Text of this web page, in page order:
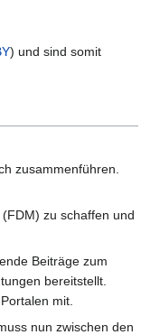
) und sind somit
zusammenführen.
zu schaffen und
Beiträge zum
bereitstellt.
mit.
nun zwischen den